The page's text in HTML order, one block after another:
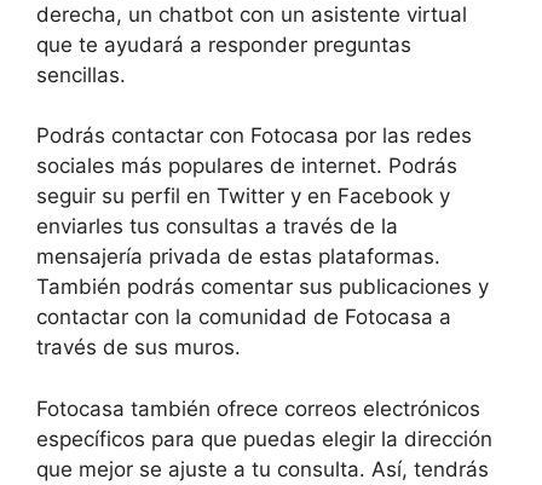
derecha, un chatbot con un asistente virtual
que te ayudará a responder preguntas
sencillas.
Podrás contactar con Fotocasa por las redes
sociales más populares de internet. Podrás
seguir su perfil en Twitter y en Facebook y
enviarles tus consultas a través de la
mensajería privada de estas plataformas.
También podrás comentar sus publicaciones y
contactar con la comunidad de Fotocasa a
través de sus muros.
Fotocasa también ofrece correos electrónicos
específicos para que puedas elegir la dirección
que mejor se ajuste a tu consulta. Así, tendrás